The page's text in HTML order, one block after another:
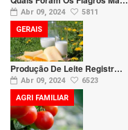
Abr 09, 2024 5811
Produção De Leite Registr…
Abr 09, 2024 6523
GERAIS
AGRI FAMILIAR